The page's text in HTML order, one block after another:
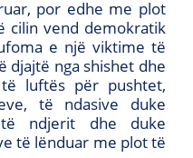
por edhe me plot
cilin vend demokratik
e një viktime të
djajtë nga shishet dhe
luftës për pushtet,
të ndasive duke
ndjerit dhe duke
të lënduar me plot të